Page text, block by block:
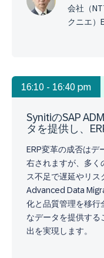
会社（
クニエ）
16:10 - 16:40 pm
SynitiのSAP
タを提供し、
ERP変革の成否はデ
右されますが、多く
ス不足で遅延やリス
Advanced Data
化と品質管理を移行
なデータを提供する
出を実現します。